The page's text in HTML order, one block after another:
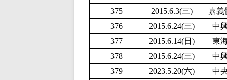
375
2015.6.3(三)
嘉義
376
2015.6.24(三)
中
377
2015.6.14(日)
東
378
2015.6.24(三)
中
379
2023.5.20(六)
中